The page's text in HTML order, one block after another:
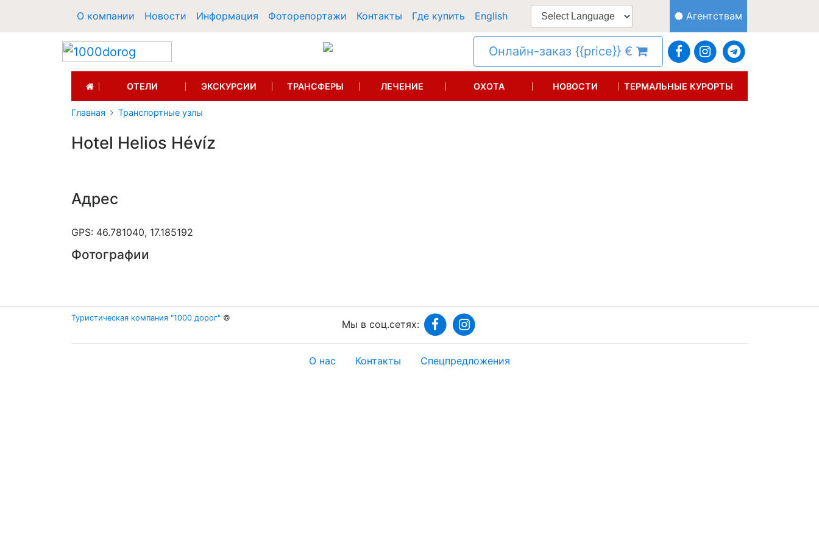
О компании Новости Информация Фоторепортажи Контакты Где купить English Агентствам
Онлайн-заказ {{price}} €
(CURRENT)ОТЕЛИ ЭКСКУРСИИ ТРАНСФЕРЫ ЛЕЧЕНИЕ ОХОТА НОВОСТИ ТЕРМАЛЬНЫЕ КУРОРТЫ
Главная Транспортные узлы
Hotel Helios Hévíz
Адрес
GPS: 46.781040, 17.185192
Фотографии
Туристическая компания "1000 дорог" ©
Мы в соц.сетях:
О нас Контакты Спецпредложения